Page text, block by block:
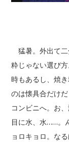
猛暑。外出て
粋じゃない選び
時もあるし、焼
のは懐具合だけ
コンビニへ。お
目に水、水……。
ョロキョロ。な